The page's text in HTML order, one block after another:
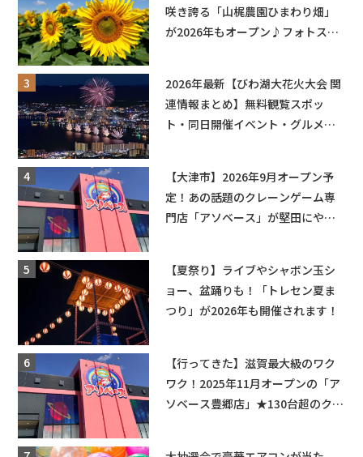
咲き誇る「山梶農園ひまわり畑」
が2026年もオープン♪フォトスポ
2026年最新【びわ湖大花火大会 関
連情報まとめ】無料観覧スポッ
ト・同日開催イベント・グルメマ
【大津市】2026年9月オープン予
定！あの話題のクレーンゲーム専
門店「アソベース」が堅田にやっ
【夏祭り】ライブやシャボン玉シ
ョー、盆踊りも！「トレセン夏ま
つり」が2026年も開催されます！
【行ってきた】滋賀最大級のワク
ワク！2025年11月オープンの「ア
ソベース豊郷店」★130台超のクレ